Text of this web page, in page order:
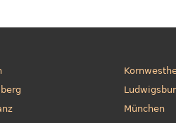
München